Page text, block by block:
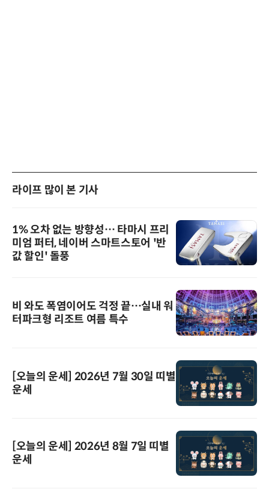
라이프 많이 본 기사
1% 오차 없는 방향성… 타마시 프리
미엄 퍼터, 네이버 스마트스토어 '반
값 할인' 돌풍
비 와도 폭염이어도 걱정 끝…실내 워
터파크형 리조트 여름 특수
[오늘의 운세] 2026년 7월 30일 띠별
운세
[오늘의 운세] 2026년 8월 7일 띠별
운세